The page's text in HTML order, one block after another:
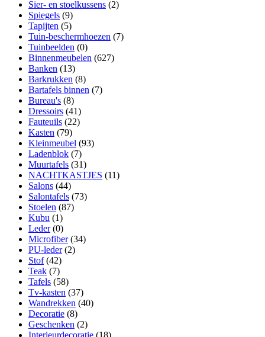
Sier- en stoelkussens (2)
Spiegels (9)
Tapijten (5)
Tuin-beschermhoezen (7)
Tuinbeelden (0)
Binnenmeubelen (627)
Banken (13)
Barkrukken (8)
Bartafels binnen (7)
Bureau's (8)
Dressoirs (41)
Fauteuils (22)
Kasten (79)
Kleinmeubel (93)
Ladenblok (7)
Muurtafels (31)
NACHTKASTJES (11)
Salons (44)
Salontafels (73)
Stoelen (87)
Kubu (1)
Leder (0)
Microfiber (34)
PU-leder (2)
Stof (42)
Teak (7)
Tafels (58)
Tv-kasten (37)
Wandrekken (40)
Decoratie (8)
Geschenken (2)
Interieurdecoratie (18)